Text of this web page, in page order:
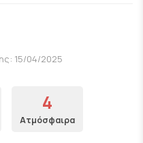
15/04/2025
4
Ατμόσφαιρα